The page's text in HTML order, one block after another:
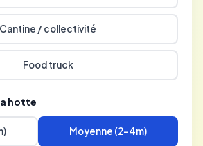
Cantine / collectivité
Food truck
hotte
Moyenne (2-4m)